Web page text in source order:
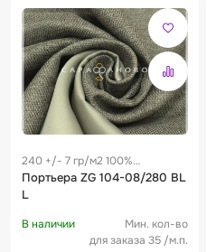
240 +/- 7 гр/м2 100%
полиэстер
Портьера ZG 104-08/280 BL
L
В наличии
Мин. кол-во
для заказа 35 /м.п.